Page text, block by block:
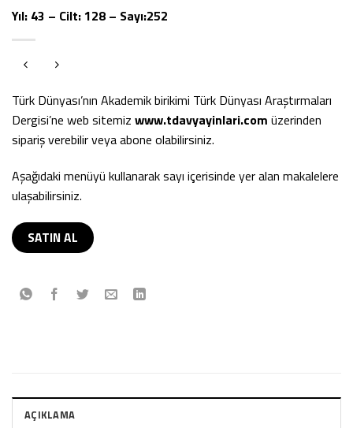
Yıl: 43 – Cilt: 128 – Sayı:252
Türk Dünyası’nın Akademik birikimi Türk Dünyası Araştırmaları
Dergisi’ne web sitemiz www.tdavyayinlari.com üzerinden
sipariş verebilir veya abone olabilirsiniz.
Aşağıdaki menüyü kullanarak sayı içerisinde yer alan makalelere
ulaşabilirsiniz.
SATIN AL
AÇIKLAMA